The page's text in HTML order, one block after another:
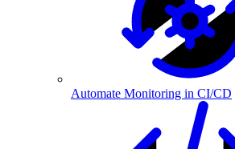
Automate Monitoring in CI/CD